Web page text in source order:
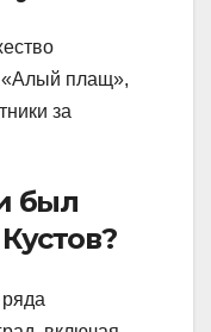
«Алый плащ»,
за
был